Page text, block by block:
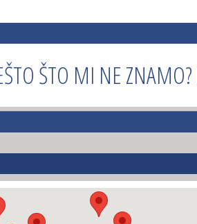
ŠTO MI NE ZNAMO?